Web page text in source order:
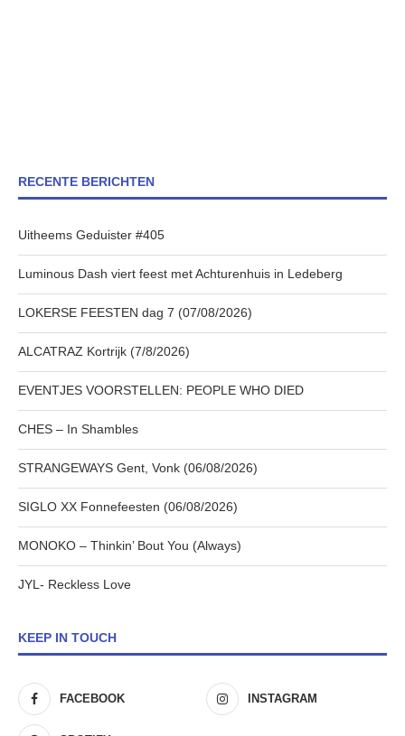
RECENTE BERICHTEN
Uitheems Geduister #405
Luminous Dash viert feest met Achturenhuis in Ledeberg
LOKERSE FEESTEN dag 7 (07/08/2026)
ALCATRAZ Kortrijk (7/8/2026)
EVENTJES VOORSTELLEN: PEOPLE WHO DIED
CHES – In Shambles
STRANGEWAYS Gent, Vonk (06/08/2026)
SIGLO XX Fonnefeesten (06/08/2026)
MONOKO – Thinkin’ Bout You (Always)
JYL- Reckless Love
KEEP IN TOUCH
FACEBOOK INSTAGRAM